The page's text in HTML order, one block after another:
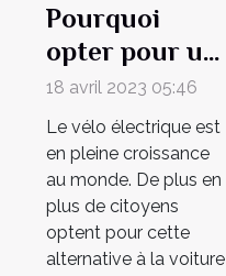
Pourquoi
opter pour un
vélo
électrique ?
18 avril 2023 05:46
Le vélo électrique est
en pleine croissance
au monde. De plus en
plus de citoyens
optent pour cette
alternative à la voiture